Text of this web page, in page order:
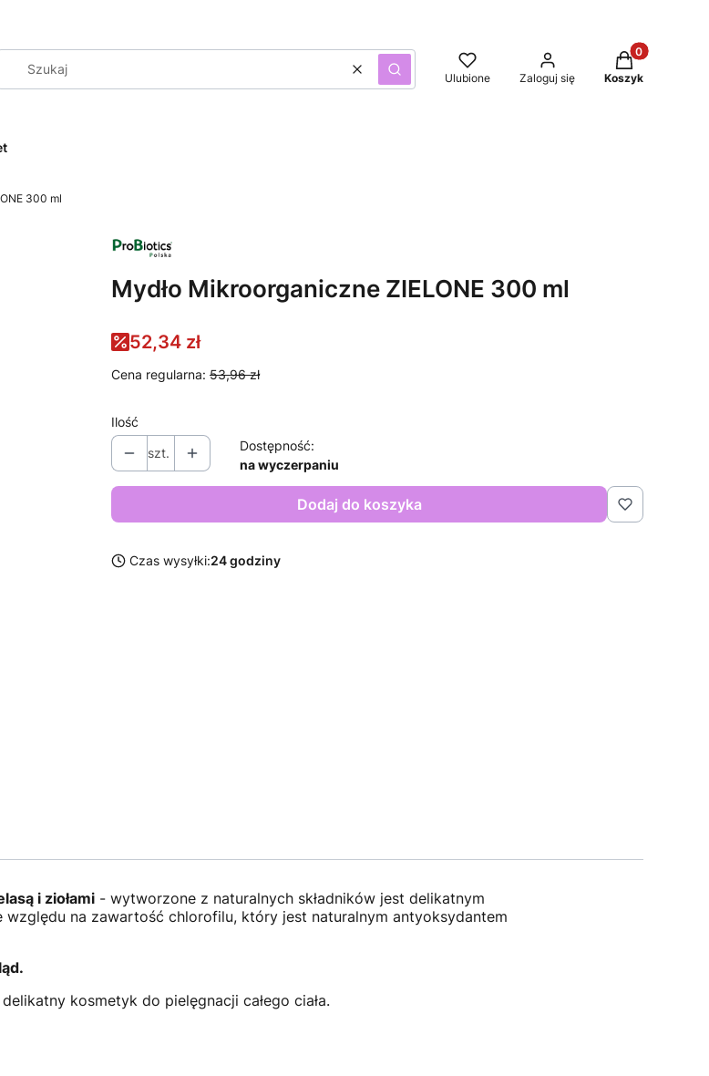
WyczyśćSzukaj Ulubione Zaloguj się
Produkty w
Koszyk
300 ml
Mydło Mikroorganiczne ZIELONE 300 ml
52,34 zł
Cena regularna: 53,96 zł
Ilość
szt.
Dostępność:
na wyczerpaniu
Dodaj do koszyka
Czas wysyłki:24 godziny
i ziołami- wytworzone z naturalnych składników jest delikatnym
na zawartość chlorofilu, który jest naturalnym antyoksydantem
kosmetyk do pielęgnacji całego ciała.